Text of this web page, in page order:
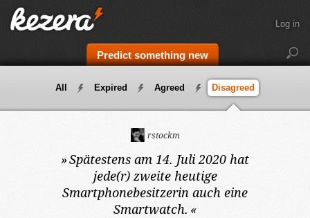
Predict something new
Log in
All Expired Agreed Disagreed
rstockm
»Spätestens am 14. Juli 2020 hat
jede(r) zweite heutige
Smartphonebesitzerin auch eine
Smartwatch. «